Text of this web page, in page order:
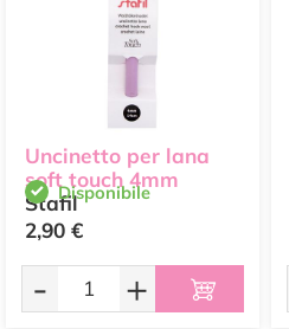
Uncinetto per lana
soft touch 4mm
StafilDisponibile
2,90 €
- +